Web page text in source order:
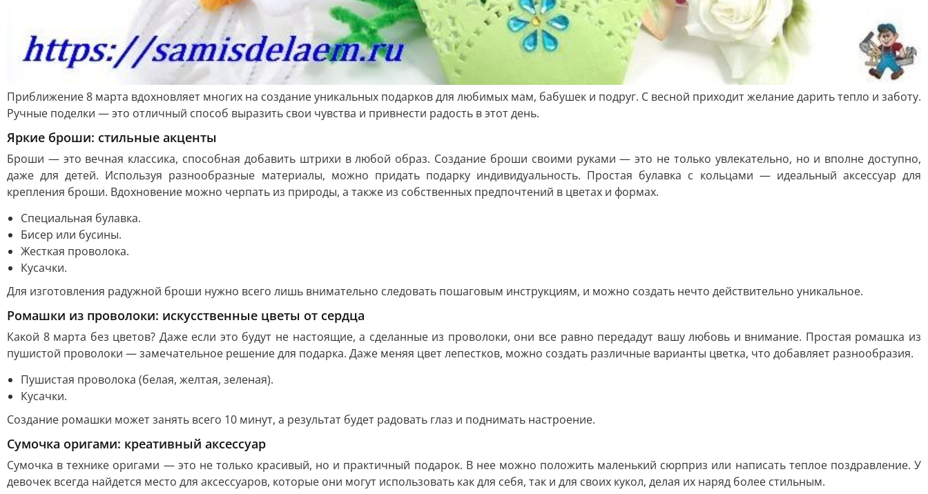
Приближение 8 марта вдохновляет многих на создание уникальных подарков для любимых мам, бабушек и подруг. С весной приходит желание дарить тепло и заботу.
Ручные поделки — это отличный способ выразить свои чувства и привнести радость в этот день.
Яркие броши: стильные акценты
Броши — это вечная классика, способная добавить штрихи в любой образ. Создание броши своими руками — это не только увлекательно, но и вполне доступно,
даже для детей. Используя разнообразные материалы, можно придать подарку индивидуальность. Простая булавка с кольцами — идеальный аксессуар для
крепления броши. Вдохновение можно черпать из природы, а также из собственных предпочтений в цветах и формах.
Специальная булавка.
Бисер или бусины.
Жесткая проволока.
Кусачки.
Для изготовления радужной броши нужно всего лишь внимательно следовать пошаговым инструкциям, и можно создать нечто действительно уникальное.
Ромашки из проволоки: искусственные цветы от сердца
Какой 8 марта без цветов? Даже если это будут не настоящие, а сделанные из проволоки, они все равно передадут вашу любовь и внимание. Простая ромашка из
пушистой проволоки — замечательное решение для подарка. Даже меняя цвет лепестков, можно создать различные варианты цветка, что добавляет разнообразия.
Пушистая проволока (белая, желтая, зеленая).
Кусачки.
Создание ромашки может занять всего 10 минут, а результат будет радовать глаз и поднимать настроение.
Сумочка оригами: креативный аксессуар
Сумочка в технике оригами — это не только красивый, но и практичный подарок. В нее можно положить маленький сюрприз или написать теплое поздравление. У
девочек всегда найдется место для аксессуаров, которые они могут использовать как для себя, так и для своих кукол, делая их наряд более стильным.